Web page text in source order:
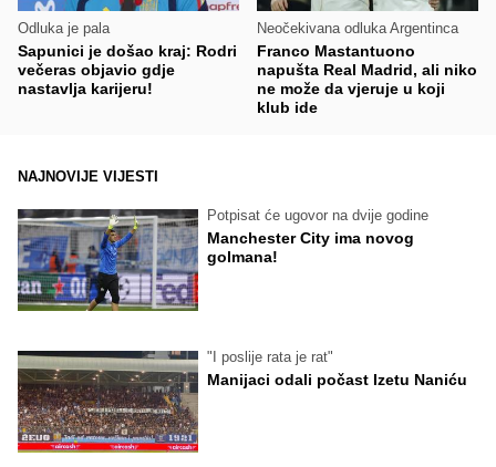
Odluka je pala
Sapunici je došao kraj: Rodri
večeras objavio gdje
nastavlja karijeru!
Neočekivana odluka Argentinca
Franco Mastantuono
napušta Real Madrid, ali niko
ne može da vjeruje u koji
klub ide
NAJNOVIJE VIJESTI
Potpisat će ugovor na dvije godine
Manchester City ima novog
golmana!
"I poslije rata je rat"
Manijaci odali počast Izetu Naniću